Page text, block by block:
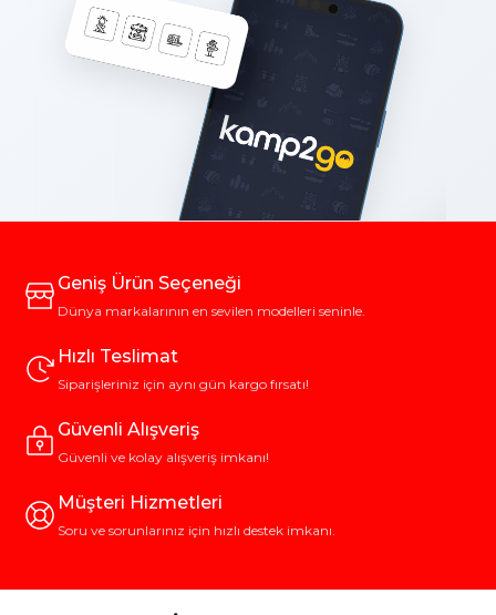
Geniş Ürün Seçeneği
Dünya markalarının en sevilen modelleri seninle.
Hızlı Teslimat
Siparişleriniz için aynı gün kargo fırsatı!
Güvenli Alışveriş
Güvenli ve kolay alışveriş imkanı!
Müşteri Hizmetleri
Soru ve sorunlarınız için hızlı destek imkanı.